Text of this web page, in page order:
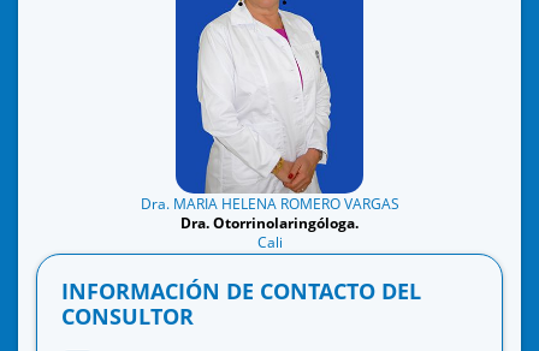
Dra. MARIA HELENA ROMERO VARGAS
Dra. Otorrinolaringóloga.
Cali
INFORMACIÓN DE CONTACTO DEL
CONSULTOR